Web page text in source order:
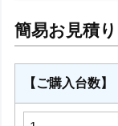
【ご購入台数】